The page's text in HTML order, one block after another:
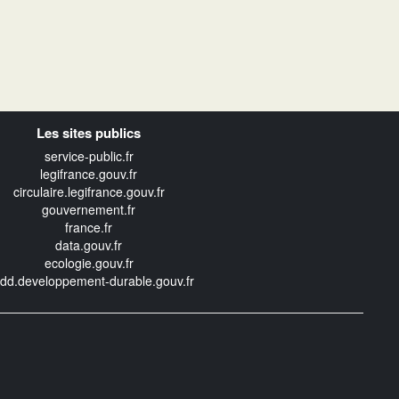
Les sites publics
service-public.fr
legifrance.gouv.fr
circulaire.legifrance.gouv.fr
gouvernement.fr
france.fr
data.gouv.fr
ecologie.gouv.fr
durable.gouv.fr